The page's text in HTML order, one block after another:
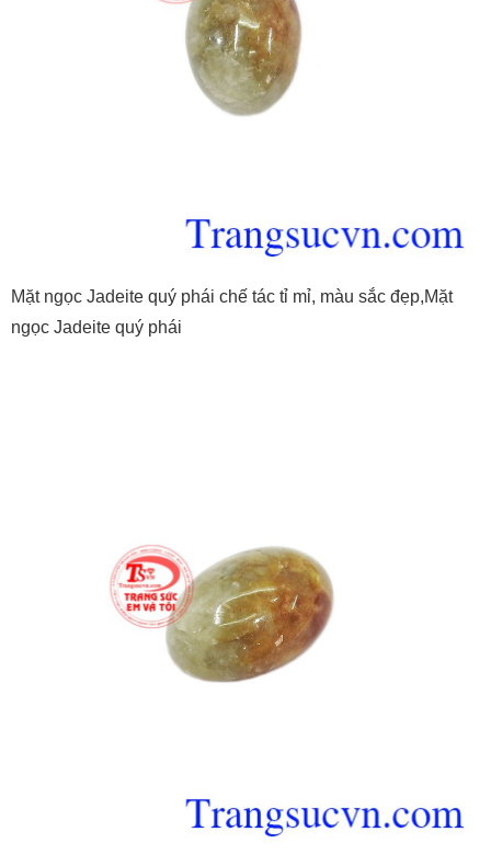
Mặt ngọc Jadeite quý phái chế tác tỉ mỉ, màu sắc đẹp,Mặt
ngọc Jadeite quý phái